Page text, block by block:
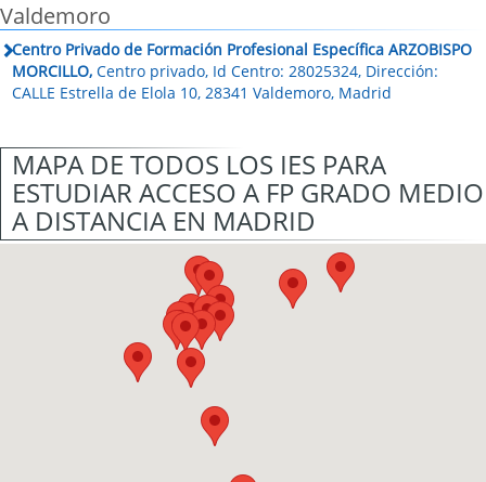
Valdemoro
Centro Privado de Formación Profesional Específica ARZOBISPO
MORCILLO, Centro privado, Id Centro: 28025324, Dirección:
CALLE Estrella de Elola 10, 28341 Valdemoro, Madrid
MAPA DE TODOS LOS IES PARA
ESTUDIAR ACCESO A FP GRADO MEDIO
A DISTANCIA EN MADRID